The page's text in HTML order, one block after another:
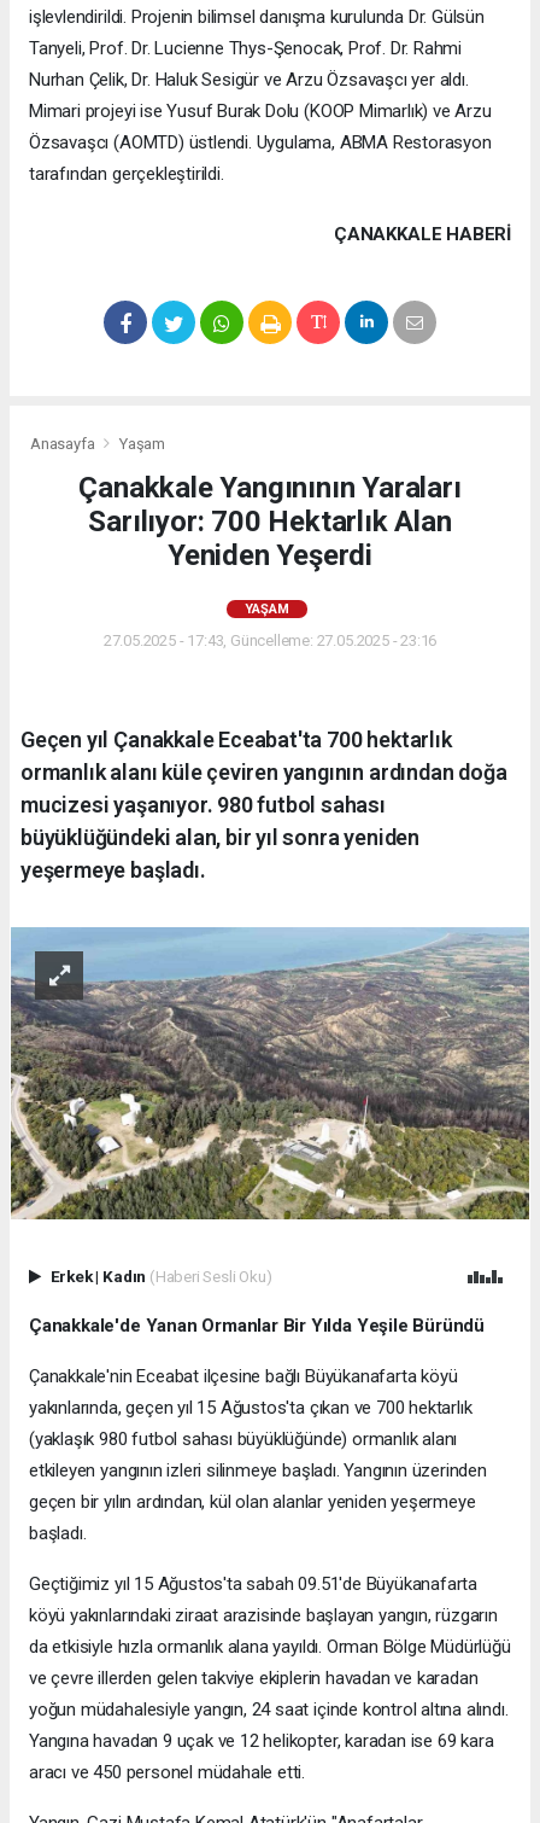
işlevlendirildi. Projenin bilimsel danışma kurulunda Dr. Gülsün
Tanyeli, Prof. Dr. Lucienne Thys-Şenocak, Prof. Dr. Rahmi
Nurhan Çelik, Dr. Haluk Sesigür ve Arzu Özsavaşcı yer aldı.
Mimari projeyi ise Yusuf Burak Dolu (KOOP Mimarlık) ve Arzu
Özsavaşcı (AOMTD) üstlendi. Uygulama, ABMA Restorasyon
tarafından gerçekleştirildi.
ÇANAKKALE HABERİ
Anasayfa Yaşam
Çanakkale Yangınının Yaraları
Sarılıyor: 700 Hektarlık Alan
Yeniden Yeşerdi
YAŞAM
27.05.2025 - 17:43, Güncelleme: 27.05.2025 - 23:16
Geçen yıl Çanakkale Eceabat'ta 700 hektarlık
ormanlık alanı küle çeviren yangının ardından doğa
mucizesi yaşanıyor. 980 futbol sahası
büyüklüğündeki alan, bir yıl sonra yeniden
yeşermeye başladı.
Erkek| Kadın (Haberi Sesli Oku)
Çanakkale'de Yanan Ormanlar Bir Yılda Yeşile Büründü
Çanakkale'nin Eceabat ilçesine bağlı Büyükanafarta köyü
yakınlarında, geçen yıl 15 Ağustos'ta çıkan ve 700 hektarlık
(yaklaşık 980 futbol sahası büyüklüğünde) ormanlık alanı
etkileyen yangının izleri silinmeye başladı. Yangının üzerinden
geçen bir yılın ardından, kül olan alanlar yeniden yeşermeye
başladı.
Geçtiğimiz yıl 15 Ağustos'ta sabah 09.51'de Büyükanafarta
köyü yakınlarındaki ziraat arazisinde başlayan yangın, rüzgarın
da etkisiyle hızla ormanlık alana yayıldı. Orman Bölge Müdürlüğü
ve çevre illerden gelen takviye ekiplerin havadan ve karadan
yoğun müdahalesiyle yangın, 24 saat içinde kontrol altına alındı.
Yangına havadan 9 uçak ve 12 helikopter, karadan ise 69 kara
aracı ve 450 personel müdahale etti.